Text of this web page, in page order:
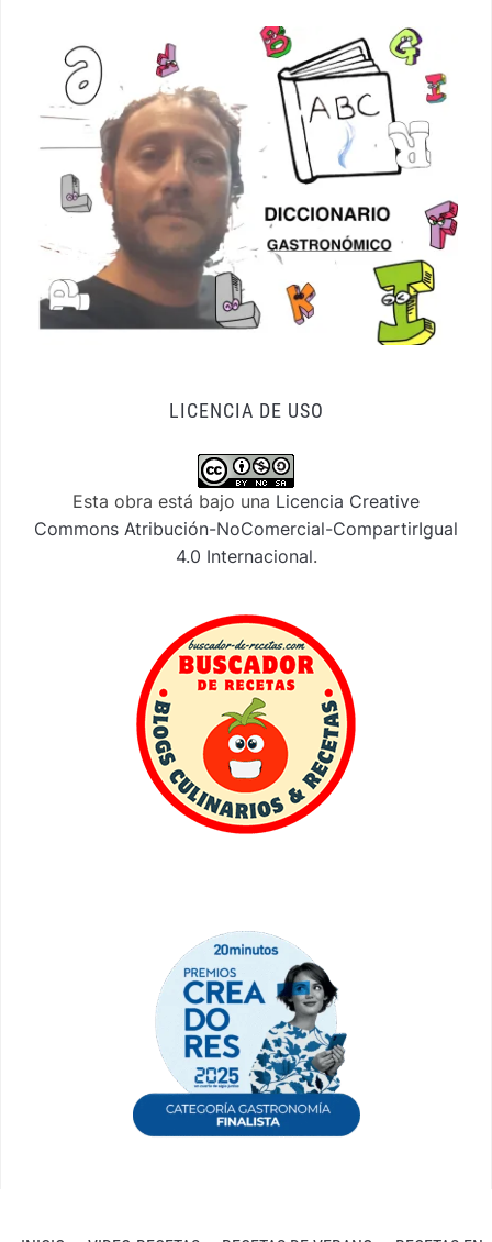
LICENCIA DE USO
Esta obra está bajo una Licencia Creative
Commons Atribución-NoComercial-CompartirIgual
4.0 Internacional.